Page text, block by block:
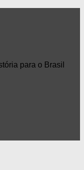
para o Brasil